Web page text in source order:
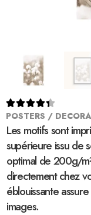

POSTERS /
Les motifs sont
supérieure issu de
optimal de 200g/
directement chez
éblouissante
images.